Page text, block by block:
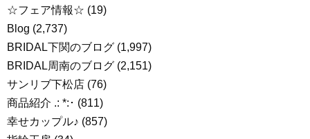
☆フェア情報☆ (19)
Blog (2,737)
BRIDAL下関のブログ (1,997)
BRIDAL周南のブログ (2,151)
サンリブ下松店 (76)
商品紹介 .: *:･ (811)
幸せカップル♪ (857)